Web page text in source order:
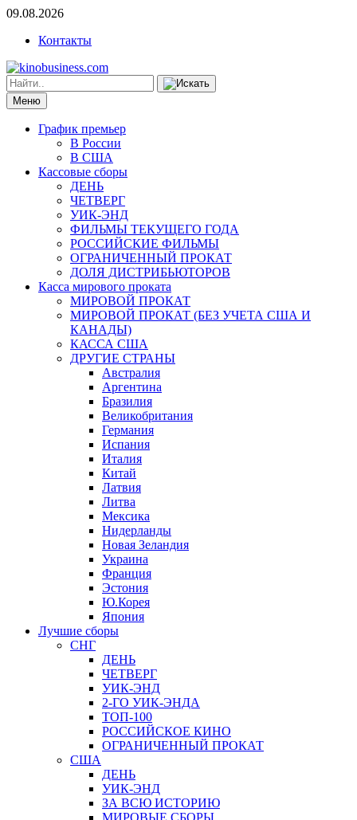
09.08.2026
Контакты
Меню
График премьер
В России
В США
Кассовые сборы
ДЕНЬ
ЧЕТВЕРГ
УИК-ЭНД
ФИЛЬМЫ ТЕКУЩЕГО ГОДА
РОССИЙСКИЕ ФИЛЬМЫ
ОГРАНИЧЕННЫЙ ПРОКАТ
ДОЛЯ ДИСТРИБЬЮТОРОВ
Касса мирового проката
МИРОВОЙ ПРОКАТ
МИРОВОЙ ПРОКАТ (БЕЗ УЧЕТА США И
КАНАДЫ)
КАССА США
ДРУГИЕ СТРАНЫ
Австралия
Аргентина
Бразилия
Великобритания
Германия
Испания
Италия
Китай
Латвия
Литва
Мексика
Нидерланды
Новая Зеландия
Украина
Франция
Эстония
Ю.Корея
Япония
Лучшие сборы
СНГ
ДЕНЬ
ЧЕТВЕРГ
УИК-ЭНД
2-ГО УИК-ЭНДА
ТОП-100
РОССИЙСКОЕ КИНО
ОГРАНИЧЕННЫЙ ПРОКАТ
США
ДЕНЬ
УИК-ЭНД
ЗА ВСЮ ИСТОРИЮ
МИРОВЫЕ СБОРЫ